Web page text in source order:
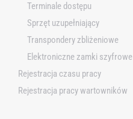
Terminale dostępu
Sprzęt uzupełniający
Transpondery zbliżeniowe
Elektroniczne zamki szyfrowe
Rejestracja czasu pracy
Rejestracja pracy wartowników